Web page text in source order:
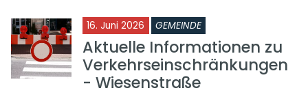
16. Juni 2026 GEMEINDE
Aktuelle Informationen zu
Verkehrseinschränkungen
- Wiesenstraße